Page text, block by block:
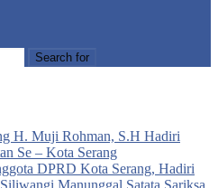
Search for
H. Muji Rohman, S.H Hadiri
Se – Kota Serang
DPRD Kota Serang, Hadiri
Manunggal Satata Sariksa